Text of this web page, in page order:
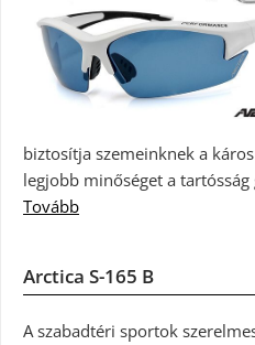
biztosítja szemeinknek a
legjobb minőséget a tartósság
Tovább
Arctica S-165 B
A szabadtéri sportok